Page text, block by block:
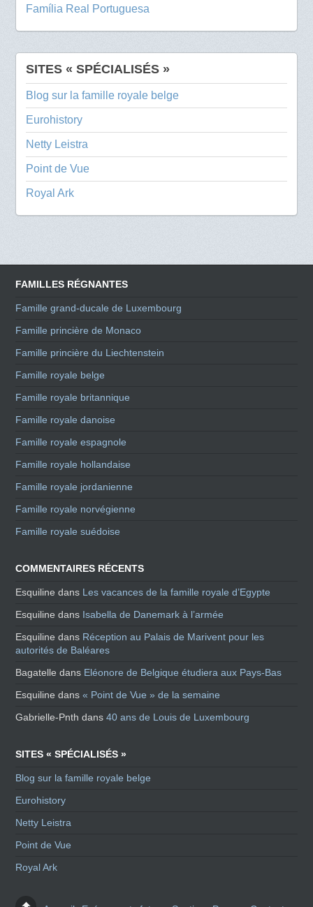
Família Real Portuguesa
SITES « SPÉCIALISÉS »
Blog sur la famille royale belge
Eurohistory
Netty Leistra
Point de Vue
Royal Ark
FAMILLES RÉGNANTES
Famille grand-ducale de Luxembourg
Famille princière de Monaco
Famille princière du Liechtenstein
Famille royale belge
Famille royale britannique
Famille royale danoise
Famille royale espagnole
Famille royale hollandaise
Famille royale jordanienne
Famille royale norvégienne
Famille royale suédoise
COMMENTAIRES RÉCENTS
Esquiline dans Les vacances de la famille royale d’Egypte
Esquiline dans Isabella de Danemark à l’armée
Esquiline dans Réception au Palais de Marivent pour les
autorités de Baléares
Bagatelle dans Eléonore de Belgique étudiera aux Pays-Bas
Esquiline dans« Point de Vue » de la semaine
Gabrielle-Pnth dans40 ans de Louis de Luxembourg
SITES « SPÉCIALISÉS »
Blog sur la famille royale belge
Eurohistory
Netty Leistra
Point de Vue
Royal Ark